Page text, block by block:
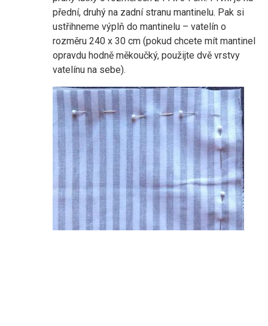
přední, druhý na zadní stranu mantinelu. Pak si
ustřihneme výplň do mantinelu – vatelín o
rozměru 240 x 30 cm (pokud chcete mít mantinel
opravdu hodně měkoučký, použijte dvě vrstvy
vatelínu na sebe).